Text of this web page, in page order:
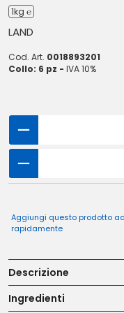
1kg ℮
LAND
Cod. Art. 0018893201
Collo: 6 pz - IVA 10%
Aggiungi questo prodotto
rapidamente
Descrizione
Ingredienti